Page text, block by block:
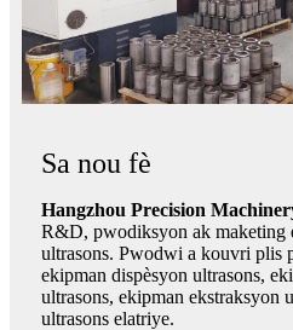
Sa nou fè
Hangzhou Precision
R&D, pwodiksyon ak maketing
ultrasons. Pwodwi a kouvri plis
ekipman dispèsyon ultrasons,
ultrasons, ekipman ekstraksyon
ultrasons elatriye.